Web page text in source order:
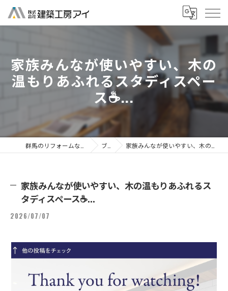
家族みんなが使いやすい、木の
温もりあふれるスタディスペー
ス☕...
ブログ 家族みんなが使いやすい、木の温もりあふれるスタディスペース☕...
家族みんなが使いやすい、木の温もりあふれるス
タディスペース☕...
2026/07/07